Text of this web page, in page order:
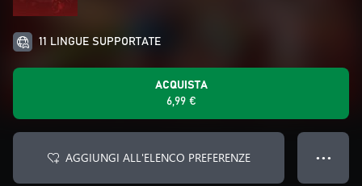
11 LINGUE SUPPORTATE
ACQUISTA
6,99 €
AGGIUNGI ALL'ELENCO PREFERENZE ● ● ●